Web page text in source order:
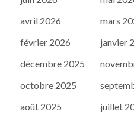
avril 2026
mars
février 2026
janvier
décembre 2025
octobre 2025
août 2025
juillet